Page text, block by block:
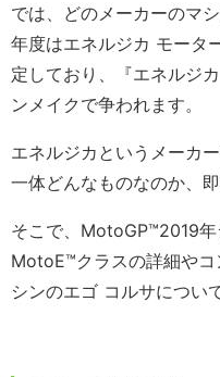
では、どのメーカーのマ
年度はエネルジカ モータ
定しており、『エネルジ
ンメイクで争われます。
エネルジカというメーカ
一体どんなものなのか、
そこで、MotoGP™2019年
MotoE™️クラスの詳細や
シンのエゴ コルサについ